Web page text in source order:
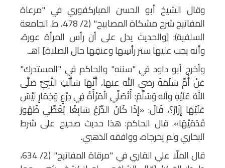
وقال الشيخ أبو الحسن المباركفوري في "مرعاة
المفاتيح شرح مشكاة المصابيح" (2/ 478، ط. الجامعة
السلفية): [والحديث يدل على أن رأس المرأة عورة،
وأنه يجب عليها ستر رأسِها وعنقِها حال الصلاة] اهـ.
وأخرج أبو داود في "سننه" والحاكم في "المستدرك"
عَنْ أُمِّ سَلَمَةَ رضي الله عنها، أَنَّهَا سَأَلَتِ النَّبِيَّ صَلَّى
اللهُ عَلَيْهِ وآله وَسَلَّمَ: أَتُصَلِّي الْمَرْأَةُ فِي دِرْعٍ وَخِمَارٍ لَيْسَ
عَلَيْهَا إِزَارٌ؟، قَالَ: «إِذَا كَانَ الدِّرْعُ سَابِغًا يُغَطِّي ظُهُورَ
قَدَمَيْهَا». قال الحاكم: هذا حديث صحيح على شرط
البخاري ولم يخرجاه، ووافقه الذهبي.
قال الملّا علي القاري في "مرقاة المفاتيح" (2/ 634،